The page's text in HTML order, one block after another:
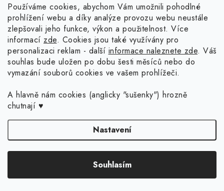
Používáme cookies, abychom Vám umožnili pohodlné
prohlížení webu a díky analýze provozu webu neustále
zlepšovali jeho funkce, výkon a použitelnost. Více
informací zde. Cookies jsou také využívány pro
personalizaci reklam - další informace naleznete zde. Váš
souhlas bude uložen po dobu šesti měsíců nebo do
vymazání souborů cookies ve vašem prohlížeči.
A hlavně nám cookies (anglicky "sušenky") hrozně
chutnají ♥
Nastavení
Souhlasím
Menu
Doprava a platba
Vrácení zboží a reklamace
Kontakt
Blog o háčkování a pletení
Proč se může odstín příze Woody časem změnit?
Sady pro začátečníky - Jak začít s háčkováním?
Děkovné cedulky pro učitele a školní personál
Háčkování košíků - návody
Jak háčkovat s neviditelným spojem? Nové video vám to ukáže!
Copyright 2026Dřevěný svět online. Všechna práva vyhrazena.Upravit
nastavení cookies